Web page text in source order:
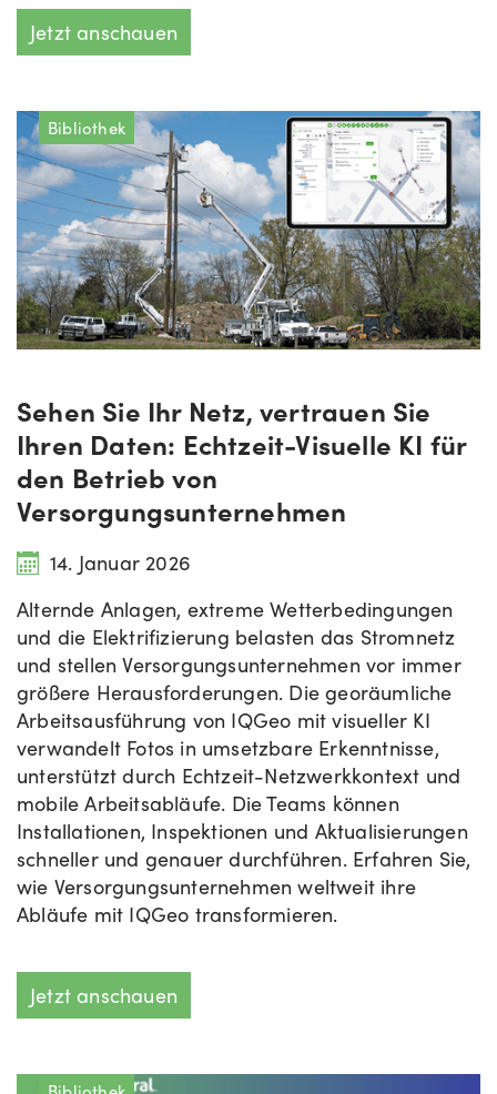
Jetzt anschauen
Bibliothek
Sehen Sie Ihr Netz, vertrauen Sie
Ihren Daten: Echtzeit-Visuelle KI für
den Betrieb von
Versorgungsunternehmen
14. Januar 2026
Alternde Anlagen, extreme Wetterbedingungen
und die Elektrifizierung belasten das Stromnetz
und stellen Versorgungsunternehmen vor immer
größere Herausforderungen. Die georäumliche
Arbeitsausführung von IQGeo mit visueller KI
verwandelt Fotos in umsetzbare Erkenntnisse,
unterstützt durch Echtzeit-Netzwerkkontext und
mobile Arbeitsabläufe. Die Teams können
Installationen, Inspektionen und Aktualisierungen
schneller und genauer durchführen. Erfahren Sie,
wie Versorgungsunternehmen weltweit ihre
Abläufe mit IQGeo transformieren.
Jetzt anschauen